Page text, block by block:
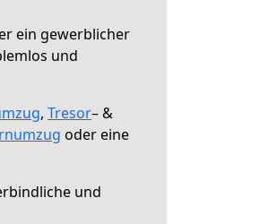
ein gewerblicher
und
, Tresor– &
oder eine
und